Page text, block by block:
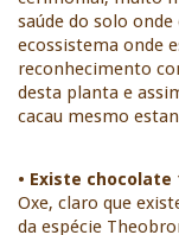
saúde do solo
ecossistema onde
reconhecimento
desta planta e
cacau mesmo
• Existe chocolate
Oxe, claro que
da espécie